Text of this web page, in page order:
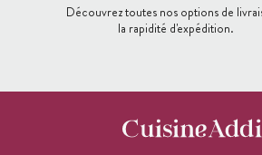
Découvrez toutes nos options de
la rapidité d'expédition.